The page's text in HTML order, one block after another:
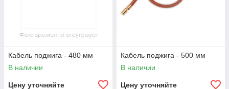
Кабель поджига - 480 мм
В наличии
Цену уточняйте
Кабель поджига - 500 мм
В наличии
Цену уточняйте